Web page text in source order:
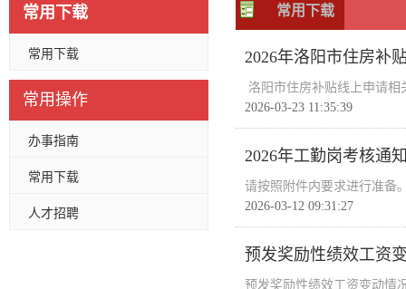
常用下载
常用下载
常用操作
办事指南
常用下载
人才招聘
常用下载
2026年洛阳市住房补
洛阳市住房补贴线上申请
2026-03-23 11:35:39
2026年工勤岗考核通
请按照附件内要求进行准备
2026-03-12 09:31:27
预发奖励性绩效工资
预发奖励性绩效工资变动情